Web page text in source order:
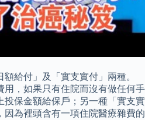
額給付」及「實支實付」兩種。
用，如果只有住院而沒有做任何手
投保金額給保戶；另一種「實支實
為裡頭含有一項住院醫療雜費的